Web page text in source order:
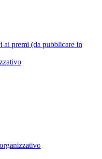
ai premi (da pubblicare in